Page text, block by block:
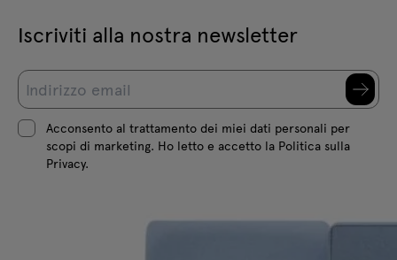
Iscriviti alla nostra newsletter
Acconsento al trattamento dei miei dati personali per
scopi di marketing. Ho letto e accetto la Politica sulla
Privacy.